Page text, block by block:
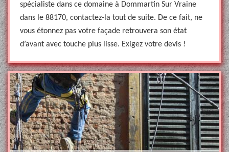
spécialiste dans ce domaine à Dommartin Sur Vraine
dans le 88170, contactez-la tout de suite. De ce fait, ne
vous étonnez pas votre façade retrouvera son état
d’avant avec touche plus lisse. Exigez votre devis !